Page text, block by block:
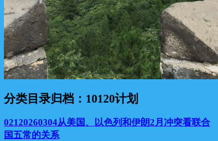
分类目录归档： 10120计划
02120260304从美国、以色列和伊朗2月冲突看联合
国五常的关系